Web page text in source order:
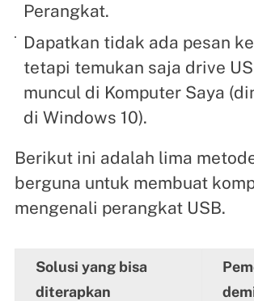
Perangkat.
Dapatkan tidak ada pesan
tetapi temukan saja drive
muncul di Komputer Saya
di Windows 10).
Berikut ini adalah lima
berguna untuk membuat
mengenali perangkat USB.
Solusi yang bisa
diterapkan